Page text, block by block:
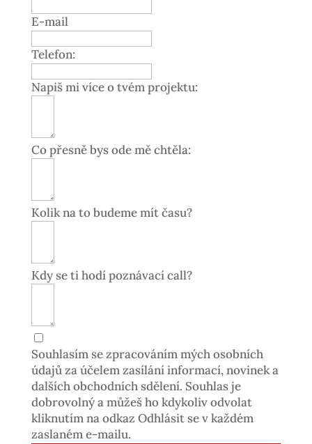
E-mail
Telefon:
Napiš mi více o tvém projektu:
Co přesně bys ode mě chtěla:
Kolik na to budeme mít času?
Kdy se ti hodí poznávací call?
Souhlasím se zpracováním mých osobních
údajů za účelem zasílání informací, novinek a
dalších obchodních sdělení. Souhlas je
dobrovolný a můžeš ho kdykoliv odvolat
kliknutím na odkaz Odhlásit se v každém
zaslaném e-mailu.